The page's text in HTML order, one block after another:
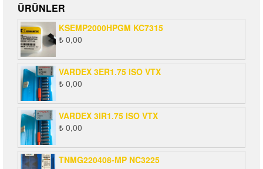
ÜRÜNLER
KSEMP2000HPGM KC7315
₺ 0,00
VARDEX 3ER1.75 ISO VTX
₺ 0,00
VARDEX 3IR1.75 ISO VTX
₺ 0,00
TNMG220408-MP NC3225